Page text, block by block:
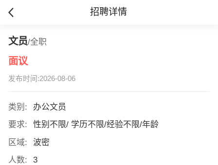
招聘详情
文员/全职
面议
发布时间:2026-08-06
类别:
办公文员
要求:
性别不限/ 学历不限/经验不限/年龄
区域:
波密
人数:
3